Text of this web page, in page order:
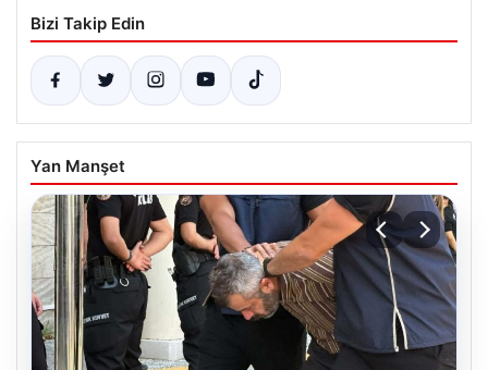
Bizi Takip Edin
Yan Manşet